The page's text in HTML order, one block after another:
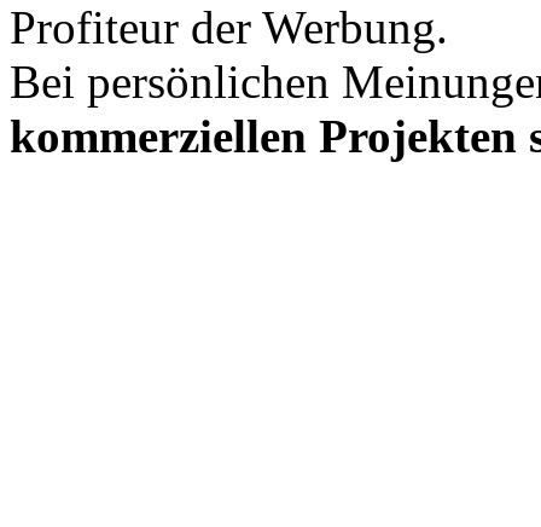
Profiteur der Werbung.
Bei persönlichen
kommerziellen Projekten